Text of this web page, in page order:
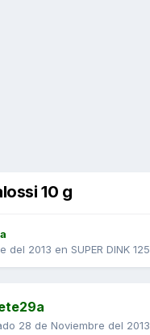
10 g
del 2013 en SUPER DINK 125
28 de Noviembre del 2013